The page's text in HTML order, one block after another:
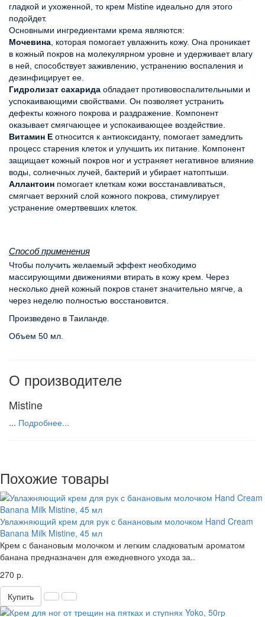
гладкой и ухоженной, то крем Mistine идеально для этого
подойдет.
Основными ингредиентами крема являются:
Мочевина , которая помогает увлажнить кожу. Она проникает
в кожный покров на молекулярном уровне и удерживает влагу
в ней, способствует заживлению, устранению воспаления и
дезинфицирует ее.
Гидролизат сахарида обладает противовоспалительными и
успокаивающими свойствами. Он позволяет устранить
дефекты кожного покрова и раздражение. Компонент
оказывает смягчающее и успокаивающее воздействие.
Витамин Е относится к антиоксиданту, помогает замедлить
процесс старения клеток и улучшить их питание. Компонент
защищает кожный покров ног и устраняет негативное влияние
воды, солнечных лучей, бактерий и убирает натоптыши.
Аллантоин помогает клеткам кожи восстанавливаться,
смягчает верхний слой кожного покрова, стимулирует
устранение омертвевших клеток.
Способ применения
Чтобы получить желаемый эффект необходимо
массирующими движениями втирать в кожу крем. Через
несколько дней кожный покров станет значительно мягче, а
через неделю полностью восстановится.
Произведено в Таиланде.
Объем 50 мл.
О производителе
Mistine
... Подробнее...
Похожие товары
Увлажняющий крем для рук с банановым молочком Hand Cream
Banana Milk Mistine, 45 мл
Крем с банановым молочком и легким сладковатым ароматом
банана предназначен для ежедневного ухода за..
270 р.
Купить